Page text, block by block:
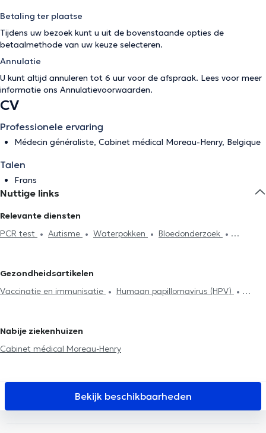
Betaling ter plaatse
Tijdens uw bezoek kunt u uit de bovenstaande opties de
betaalmethode van uw keuze selecteren.
Annulatie
U kunt altijd annuleren tot 6 uur voor de afspraak. Lees voor meer
informatie ons Annulatievoorwaarden.
CV
Professionele ervaring
Médecin généraliste, Cabinet médical Moreau-Henry, Belgique
Talen
Frans
Nuttige links
Relevante diensten
PCR test
Autisme Waterpokken
Bloedonderzoek
Glucose Monitoring
Allergiebehandeling
Voedselintolerantietest
Neonatologie
Medisch attest
Gezondheidsartikelen
Vaccinatie en immunisatie
Humaan papillomavirus (HPV)
Psychotherapie
Nabije ziekenhuizen
Cabinet médical Moreau-Henry
Bekijk beschikbaarheden